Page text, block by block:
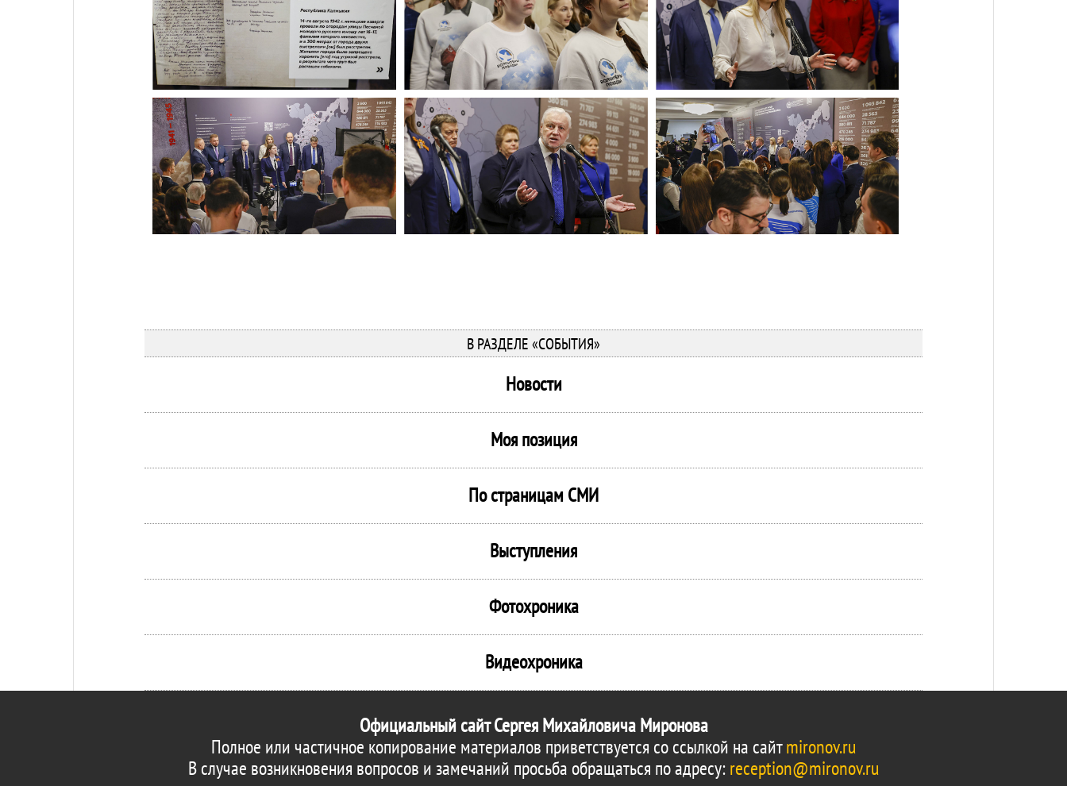
В РАЗДЕЛЕ «СОБЫТИЯ»
Новости
Моя позиция
По страницам СМИ
Выступления
Фотохроника
Видеохроника
Официальный сайт Сергея Михайловича Миронова
Полное или частичное копирование материалов приветствуется со ссылкой на сайтmironov.ru
В случае возникновения вопросов и замечаний просьба обращаться по адресу:reception@mironov.ru